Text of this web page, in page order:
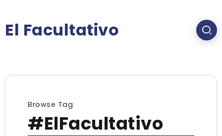
El Facultativo
Browse Tag
#ElFacultativo